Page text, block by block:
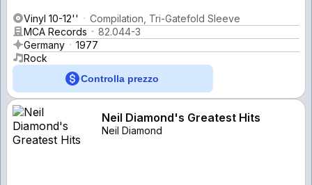
Vinyl 10-12''
Compilation, Tri-Gatefold Sleeve
MCA Records
82.044-3
Germany
1977
Rock
Controlla prezzo
Neil Diamond's Greatest Hits
Neil Diamond